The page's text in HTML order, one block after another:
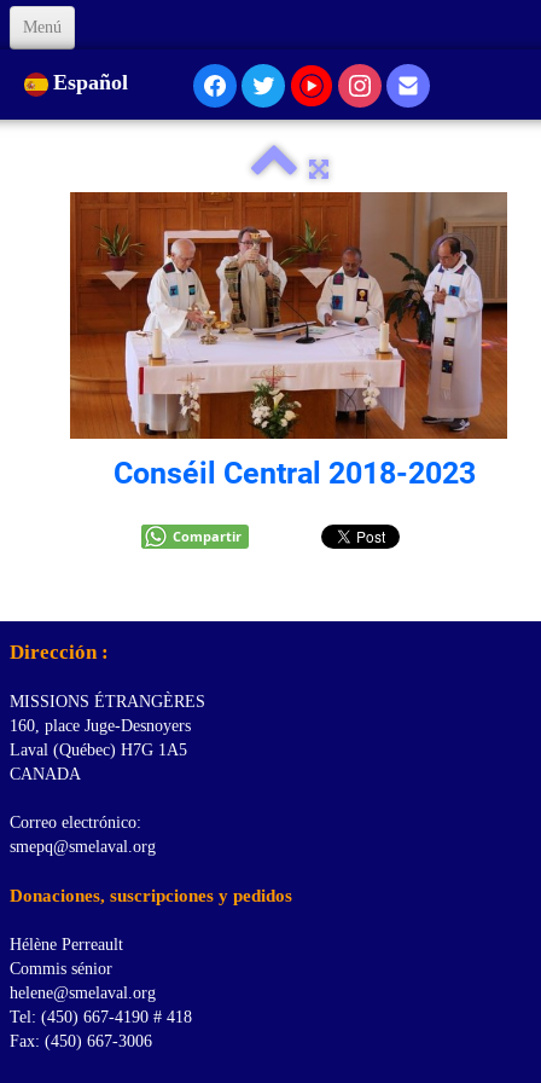
Menú
Inicio
Sobre Nosotros
Formación
Animación
Enlaces
Apóyenos
Código de Ética
Español
Conséil Central 2018-2023
Compartir
Dirección :
MISSIONS ÉTRANGÈRES
160, place Juge-Desnoyers
Laval (Québec) H7G 1A5
CANADA
Correo electrónico:
smepq@smelaval.org
Donaciones, suscripciones y pedidos
Hélène Perreault
Commis sénior
helene@smelaval.org
Tel: (450) 667-4190 # 418
Fax: (450) 667-3006